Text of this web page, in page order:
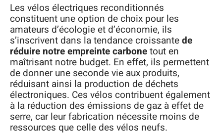
Les vélos électriques reconditionnés
constituent une option de choix pour les
amateurs d’écologie et d’économie, ils
s’inscrivent dans la tendance croissantede
réduire notre empreinte carbonetout en
maîtrisant notre budget. En effet, ils permettent
de donner une seconde vie aux produits,
réduisant ainsi la production de déchets
électroniques. Ces vélos contribuent également
à la réduction des émissions de gaz à effet de
serre, car leur fabrication nécessite moins de
ressources que celle des vélos neufs.